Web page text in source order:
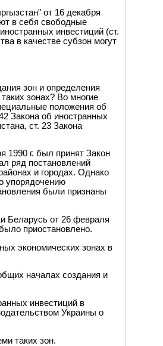
от 16 декабря
в себя свободные
инвестиций (ст.
в качестве субзон могут
зон и определения
зонах? Во многие
положения об
Закона об иностранных
ст. 23 Закона
1990 г. был принят Закон
ряд постановлений
и городах. Однако
упорядочению
были признаны
Беларусь от 26 февраля
приостановлено.
экономических зонах в
началах создания и
инвестиций в
Украины о
таких зон.